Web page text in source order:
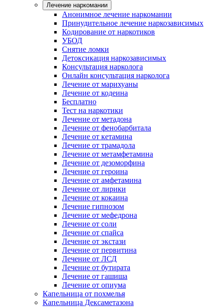
Лечение наркомании
Анонимное лечение наркомании
Принудительное лечение наркозависимых
Кодирование от наркотиков
УБОД
Снятие ломки
Детоксикация наркозависимых
Консультация нарколога
Онлайн консультация нарколога
Лечение от марихуаны
Лечение от кодеина
Бесплатно
Тест на наркотики
Лечение от метадона
Лечение от фенобарбитала
Лечение от кетамина
Лечение от трамадола
Лечение от метамфетамина
Лечение от дезоморфина
Лечение от героина
Лечение от амфетамина
Лечение от лирики
Лечение от кокаина
Лечение гипнозом
Лечение от мефедрона
Лечение от соли
Лечение от спайса
Лечение от экстази
Лечение от первитина
Лечение от ЛСД
Лечение от бутирата
Лечение от гашиша
Лечение от опиума
Капельница от похмелья
Капельница Дексаметазона